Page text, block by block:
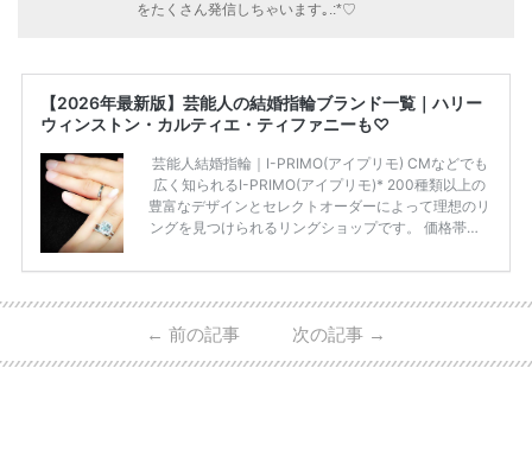
をたくさん発信しちゃいます｡.:*♡
【2026年最新版】芸能人の結婚指輪ブランド一覧｜ハリー
ウィンストン・カルティエ・ティファニーも♡
芸能人結婚指輪｜I-PRIMO(アイプリモ) CMなどでも
広く知られるI-PRIMO(アイプリモ)* 200種類以上の
豊富なデザインとセレクトオーダーによって理想のリ
ングを見つけられるリングショップです。 価格帯は2
入が可能♩ コスパ的にも20代の若い夫婦に人気のよ
ビ 系 にて10月5日22時～スタートする水曜ドラマ『
#ファーストペンギン! 』で山藤 そよ役を演じます💁🏻‍♀️
← 前の記事 次の記事 →